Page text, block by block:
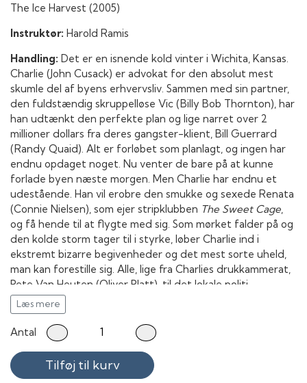
The Ice Harvest (2005)
Instruktør: Harold Ramis
Handling: Det er en isnende kold vinter i Wichita, Kansas.
Charlie (John Cusack) er advokat for den absolut mest
skumle del af byens erhvervsliv. Sammen med sin partner,
den fuldstændig skruppelløse Vic (Billy Bob Thornton), har
han udtænkt den perfekte plan og lige narret over 2
millioner dollars fra deres gangster-klient, Bill Guerrard
(Randy Quaid). Alt er forløbet som planlagt, og ingen har
endnu opdaget noget. Nu venter de bare på at kunne
forlade byen næste morgen. Men Charlie har endnu et
udestående. Han vil erobre den smukke og sexede Renata
(Connie Nielsen), som ejer stripklubben The Sweet Cage
og få hende til at flygte med sig. Som mørket falder på og
den kolde storm tager til i styrke, løber Charlie ind i
ekstremt bizarre begivenheder og det mest sorte uheld,
man kan forestille sig. Alle, lige fra Charlies drukkammerat,
Pete Van Heuten (Oliver Platt), til det lokale politi,
begynder at undre sig over, hvad det lige præcis er, der
foregår.
Læs mere
Antal
Tilføj til kurv